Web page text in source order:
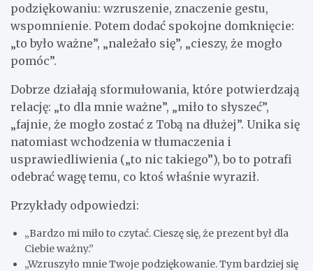
podziękowaniu: wzruszenie, znaczenie gestu,
wspomnienie. Potem dodać spokojne domknięcie:
„to było ważne”, „należało się”, „cieszy, że mogło
pomóc”.
Dobrze działają sformułowania, które potwierdzają
relację: „to dla mnie ważne”, „miło to słyszeć”,
„fajnie, że mogło zostać z Tobą na dłużej”. Unika się
natomiast wchodzenia w tłumaczenia i
usprawiedliwienia („to nic takiego”), bo to potrafi
odebrać wagę temu, co ktoś właśnie wyraził.
Przykłady odpowiedzi:
„Bardzo mi miło to czytać. Cieszę się, że prezent był dla
Ciebie ważny.”
„Wzruszyło mnie Twoje podziękowanie. Tym bardziej się